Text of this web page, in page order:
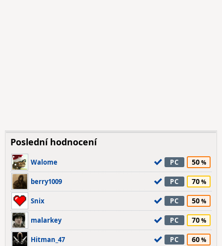
Poslední hodnocení
Walome PC 50
berry1009 PC 70
Snix PC 50
malarkey PC 70
Hitman_47 PC 60